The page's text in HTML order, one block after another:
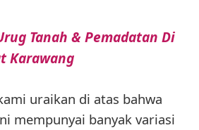
Tanah & Pemadatan Di
Karawang
uraikan di atas bahwa
mempunyai banyak variasi